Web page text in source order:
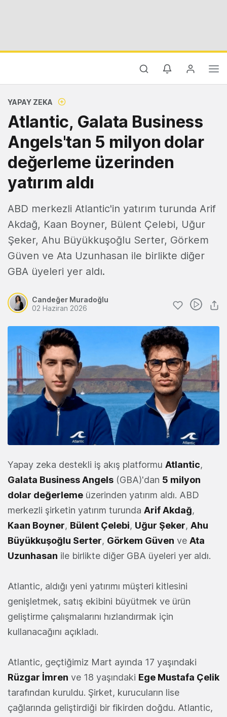
YAPAY ZEKA
Atlantic, Galata Business
Angels'tan 5 milyon dolar
değerleme üzerinden
yatırım aldı
ABD merkezli Atlantic'in yatırım turunda Arif
Akdağ, Kaan Boyner, Bülent Çelebi, Uğur
Şeker, Ahu Büyükkuşoğlu Serter, Görkem
Güven ve Ata Uzunhasan ile birlikte diğer
GBA üyeleri yer aldı.
Candeğer Muradoğlu
02 Haziran 2026
Yapay zeka destekli iş akış platformu Atlantic,
Galata Business Angels (GBA)'dan 5 milyon
dolar değerleme üzerinden yatırım aldı. ABD
merkezli şirketin yatırım turunda Arif Akdağ,
Kaan Boyner, Bülent Çelebi, Uğur Şeker, Ahu
Büyükkuşoğlu Serter, Görkem Güven ve Ata
Uzunhasan ile birlikte diğer GBA üyeleri yer aldı.
Atlantic, aldığı yeni yatırımı müşteri kitlesini
genişletmek, satış ekibini büyütmek ve ürün
geliştirme çalışmalarını hızlandırmak için
kullanacağını açıkladı.
Atlantic, geçtiğimiz Mart ayında 17 yaşındaki
Rüzgar İmren ve 18 yaşındaki Ege Mustafa Çelik
tarafından kuruldu. Şirket, kurucuların lise
çağlarında geliştirdiği bir fikirden doğdu. Atlantic,